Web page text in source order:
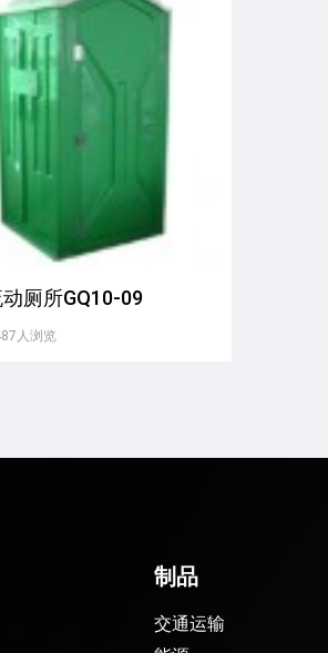
厕所GQ10-09
人浏览
制品
交通运输